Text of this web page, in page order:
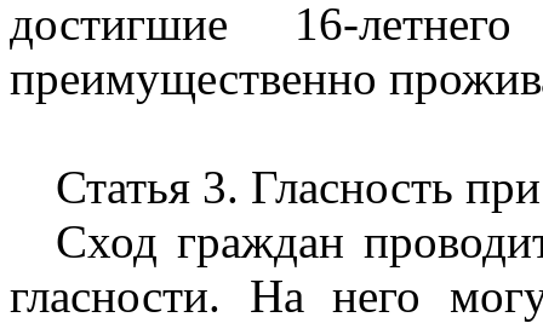
достигшие 16-
преимущественно
Статья 3. Гласность
Сход граждан
гласности. На него